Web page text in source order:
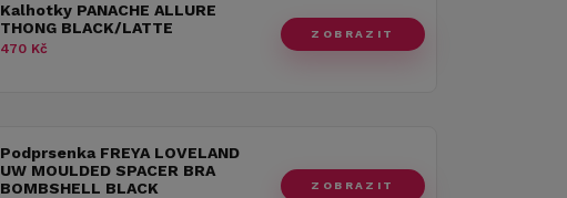
Kalhotky PANACHE ALLURE
THONG BLACK/LATTE
470 Kč
ZOBRAZIT
Podprsenka FREYA LOVELAND
UW MOULDED SPACER BRA
BOMBSHELL BLACK
ZOBRAZIT